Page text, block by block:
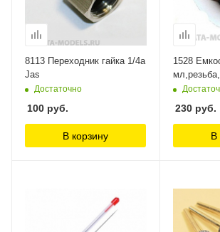
8113 Переходник гайка 1/4a
Jas
Достаточно
100 руб.
В корзину
1528
230 руб.
В